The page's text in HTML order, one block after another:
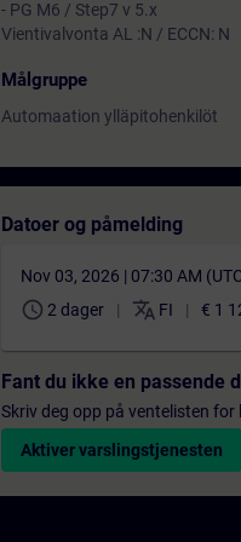
- PG M6 / Step7 v 5.x
Vientivalvonta AL :N / ECCN: N
Målgruppe
Automaation ylläpitohenkilöt
Datoer og påmelding
Nov 03, 2026 | 07:30 AM
schedule 2 dager translate FI € 1
Fant du ikke en passende
Skriv deg opp på ventelisten
Aktiver varslingstjenesten